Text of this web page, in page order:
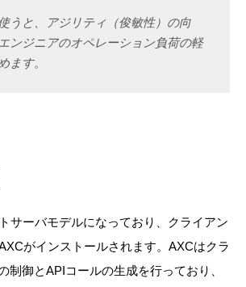
うと、アジリティ（俊敏性）の向
ンジニアのオペレーション負荷の軽
ます。
サーバモデルになっており、クライアン
がインストールされます。AXCはクラ
制御とAPIコールの生成を行っており、